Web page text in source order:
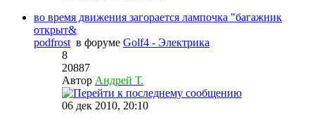
во время движения загорается лампочка "багажник
открыт&
podfrost в форуме Golf4 - Электрика
8
20887
Автор Андрей Т.
06 дек 2010, 20:10